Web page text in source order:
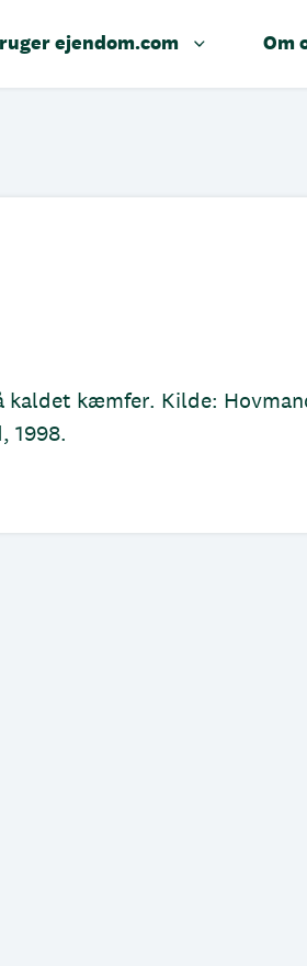
ejendom.com Om
kæmfer. Kilde:
1998.